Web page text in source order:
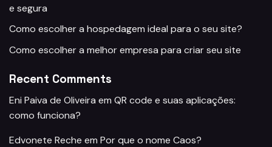
e segura
Como escolher a hospedagem ideal para o seu site?
Como escolher a melhor empresa para criar seu site
Recent Comments
Eni Paiva de Oliveira em QR code e suas aplicações:
como funciona?
Edvonete Reche em Por que o nome Caos?